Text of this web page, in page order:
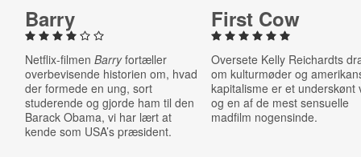
Barry
Netflix-filmen Barryfortæller
overbevisende historien om, hvad
der formede en ung, sort
studerende og gjorde ham til den
Barack Obama, vi har lært at
kende som USA’s præsident.
First Cow
Oversete Kelly Reichardts
om kulturmøder og
kapitalisme er et
og en af de mest sensuelle
madfilm nogensinde.